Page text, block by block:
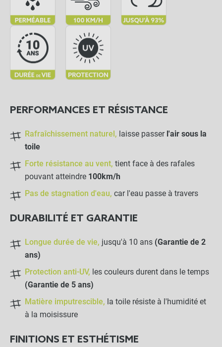
perméable avec œillets à poser sur
Lin 162,90 €
NOTRE RECOMMANDATION POUR
UNE POSE EN TOUTE TRANQUILLITÉ
Bobine de sandow 25m
PERFORMANCES ET RÉSISTANCE
Rafraîchissement naturel, laisse passer l'air sous la
toile
Forte résistance au vent, tient face à des rafales
pouvant atteindre 100km/h
Pas de stagnation d'eau, car l'eau passe à travers
DURABILITÉ ET GARANTIE
Longue durée de vie, jusqu'à 10 ans (Garantie de 2
ans)
Protection anti-UV, les couleurs durent dans le temps
(Garantie de 5 ans)
Matière imputrescible, la toile résiste à l'humidité et
à la moisissure
FINITIONS ET ESTHÉTISME